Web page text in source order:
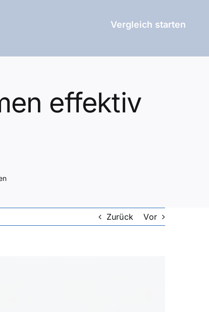
Vergleich starten
effektiv
Zurück Vor